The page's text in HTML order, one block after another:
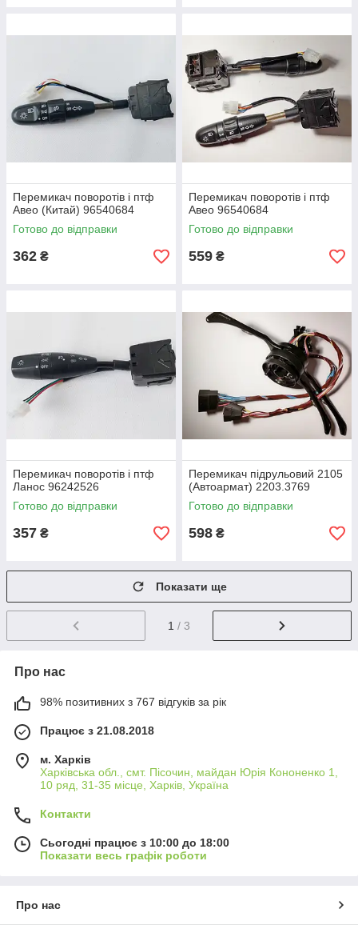
Перемикач поворотів і птф
Авео (Китай) 96540684
Готово до відправки
362 ₴
Перемикач поворотів і птф
Авео 96540684
Готово до відправки
559 ₴
Перемикач поворотів і птф
Ланос 96242526
Готово до відправки
357 ₴
Перемикач підрульовий 2105
(Автoармат) 2203.3769
Готово до відправки
598 ₴
Показати ще
1 / 3
Про нас
98% позитивних з 767 відгуків за рік
Працює з 21.08.2018
м. Харків
Харківська обл., смт. Пісочин, майдан Юрія Кононенко 1,
10 ряд, 31-35 місце, Харків, Україна
Контакти
Сьогодні працює з 10:00 до 18:00
Показати весь графік роботи
Про нас